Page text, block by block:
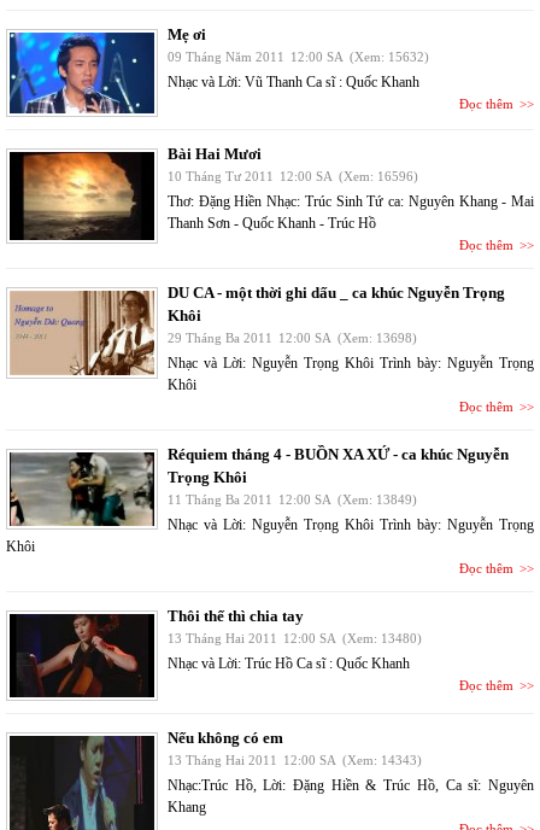
Mẹ ơi
09 Tháng Năm 2011 12:00 SA (Xem: 15632)
Nhạc và Lời: Vũ Thanh Ca sĩ : Quốc Khanh
Đọc thêm
Bài Hai Mươi
10 Tháng Tư 2011 12:00 SA (Xem: 16596)
Thơ: Đặng Hiền Nhạc: Trúc Sinh Tứ ca: Nguyên Khang - Mai
Thanh Sơn - Quốc Khanh - Trúc Hồ
Đọc thêm
DU CA - một thời ghi dấu _ ca khúc Nguyễn Trọng
Khôi
29 Tháng Ba 2011 12:00 SA (Xem: 13698)
Nhạc và Lời: Nguyễn Trọng Khôi Trình bày: Nguyễn Trọng
Khôi
Đọc thêm
Réquiem tháng 4 - BUỒN XA XỨ - ca khúc Nguyễn
Trọng Khôi
11 Tháng Ba 2011 12:00 SA (Xem: 13849)
Nhạc và Lời: Nguyễn Trọng Khôi Trình bày: Nguyễn Trọng
Khôi
Đọc thêm
Thôi thế thì chia tay
13 Tháng Hai 2011 12:00 SA (Xem: 13480)
Nhạc và Lời: Trúc Hồ Ca sĩ : Quốc Khanh
Đọc thêm
Nếu không có em
13 Tháng Hai 2011 12:00 SA (Xem: 14343)
Nhạc:Trúc Hồ, Lời: Đặng Hiền & Trúc Hồ, Ca sĩ: Nguyên
Khang